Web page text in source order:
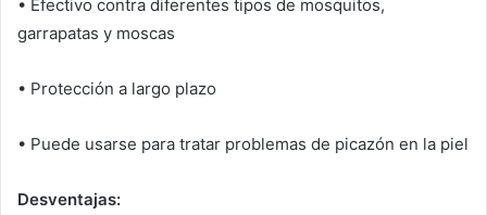
• Efectivo contra diferentes tipos de mosquitos,
garrapatas y moscas
• Protección a largo plazo
• Puede usarse para tratar problemas de picazón en la piel
Desventajas: